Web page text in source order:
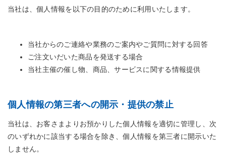
当社は、個人情報を以下の目的のために利用いたします。
当社からのご連絡や業務のご案内やご質問に対する回答
ご注文いだいた商品を発送する場合
当社主催の催し物、商品、サービスに関する情報提供
個人情報の第三者への開示・提供の禁止
当社は、お客さまよりお預かりした個人情報を適切に管理し、次
のいずれかに該当する場合を除き、個人情報を第三者に開示いた
しません。